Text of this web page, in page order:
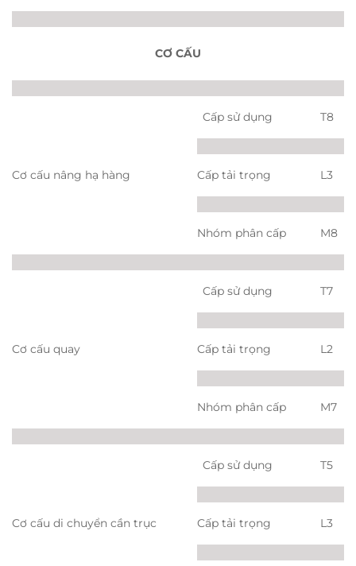
CƠ CẤU
Cơ cấu nâng hạ hàng
Cấp sử dụng T8
Cấp tải trọng L3
Nhóm phân cấp M8
Cơ cấu quay
Cấp sử dụng T7
Cấp tải trọng L2
Nhóm phân cấp M7
Cơ cấu di chuyển cần trục
Cấp sử dụng T5
Cấp tải trọng L3